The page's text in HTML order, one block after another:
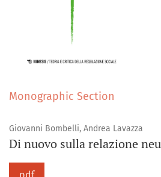
Monographic Section
Giovanni Bombelli, Andrea Lavazza
Di nuovo sulla relazione